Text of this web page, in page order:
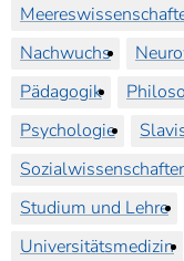
Nachwuchs
Pädagogik
Psychologie
Studium und Lehre
Universitätsmedizin